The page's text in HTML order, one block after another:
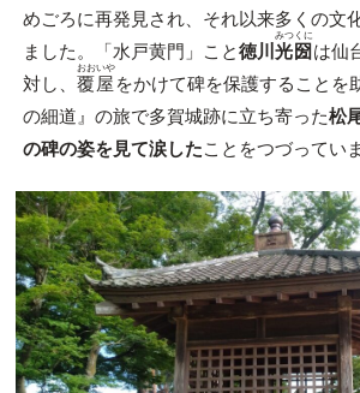
めごろに再発見され、それ以来多くの文
ました。「水戸黄門」こと徳川 光圀
みつくに
は仙
対し、 覆屋
おおいや
をかけて碑を保護することを
の細道』の旅で多賀城跡に立ち寄った松
の碑の姿を見て涙したことをつづってい